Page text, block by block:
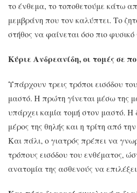
το ένθεμα, το τοποθετούμε κάτω
μεμβράνη που τον καλύπτει. Το
στήθος να φαίνεται όσο πιο φυσικό
Κύριε Ανδρεανίδη, οι τομές σε
Υπάρχουν τρεις τρόποι εισόδου
μαστό. Η πρώτη γίνεται μέσω της
υπάρχει καμία τομή στον μαστό.
μέρος της θηλής και η τρίτη από
Και πάλι, ο γιατρός πρέπει να
τρόπους εισόδου του ενθέματος,
ανατομία της ασθενούς να